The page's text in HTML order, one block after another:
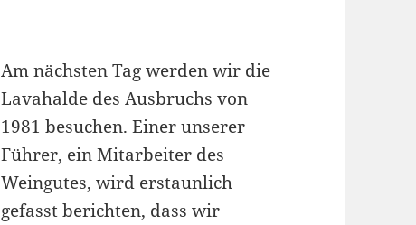
Am nächsten Tag werden wir die
Lavahalde des Ausbruchs von
1981 besuchen. Einer unserer
Führer, ein Mitarbeiter des
Weingutes, wird erstaunlich
gefasst berichten, dass wir